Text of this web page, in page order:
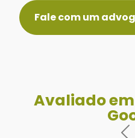
Fale com um
Avaliado